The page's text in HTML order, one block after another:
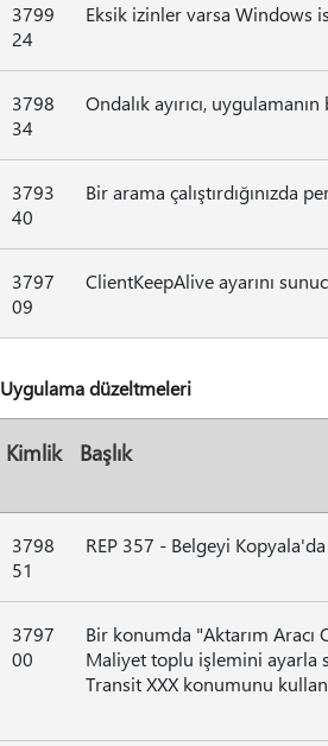
3799
24
Eksik izinler varsa Windows
3798
34
Ondalık ayırıcı,
3793
40
Bir arama çalıştırdığınızda
3797
09
ClientKeepAlive ayarını
Uygulama düzeltmeleri
Kimlik Başlık
3798
51
REP 357 - Belgeyi
3797
00
Bir konumda "Aktarım Aracı
Maliyet toplu işlemini ayarla
Transit XXX konumunu